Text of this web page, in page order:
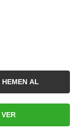
HEMEN AL